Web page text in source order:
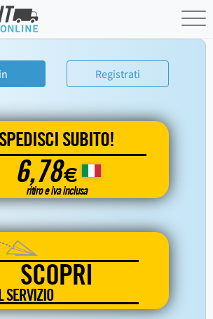
Registrati
SUBITO!
6,78€
ritiro e iva inclusa
SCOPRI
SERVIZIO